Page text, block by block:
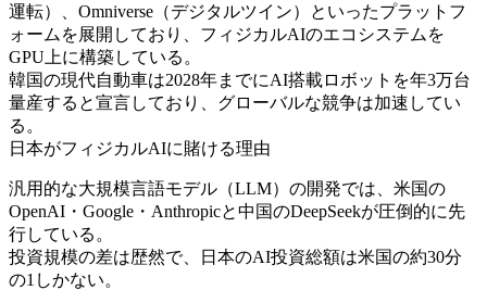
運転）、Omniverse（デジタルツイン）といったプラットフ
ォームを展開しており、フィジカルAIのエコシステムを
GPU上に構築している。
韓国の現代自動車は2028年までにAI搭載ロボットを年3万台
量産すると宣言しており、グローバルな競争は加速してい
る。
日本がフィジカルAIに賭ける理由
汎用的な大規模言語モデル（LLM）の開発では、米国の
OpenAI・Google・Anthropicと中国のDeepSeekが圧倒的に先
行している。
投資規模の差は歴然で、日本のAI投資総額は米国の約30分
の1しかない。